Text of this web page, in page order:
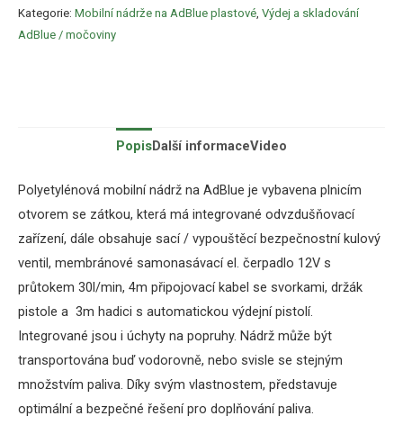
Kategorie: Mobilní nádrže na AdBlue plastové, Výdej a skladování
AdBlue / močoviny
PopisDalší informaceVideo
Polyetylénová mobilní nádrž na AdBlue je vybavena plnicím
otvorem se zátkou, která má integrované odvzdušňovací
zařízení, dále obsahuje sací / vypouštěcí bezpečnostní kulový
ventil, membránové samonasávací el. čerpadlo 12V s
průtokem 30l/min, 4m připojovací kabel se svorkami, držák
pistole a 3m hadici s automatickou výdejní pistolí.
Integrované jsou i úchyty na popruhy. Nádrž může být
transportována buď vodorovně, nebo svisle se stejným
množstvím paliva. Díky svým vlastnostem, představuje
optimální a bezpečné řešení pro doplňování paliva.